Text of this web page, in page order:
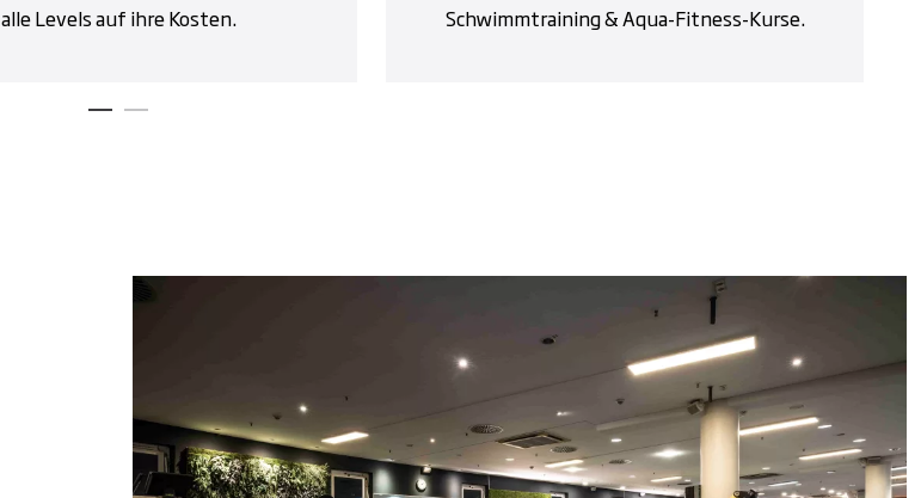
alle Levels auf ihre Kosten.
Schwimmtraining & Aqua-Fitness-Kurse.